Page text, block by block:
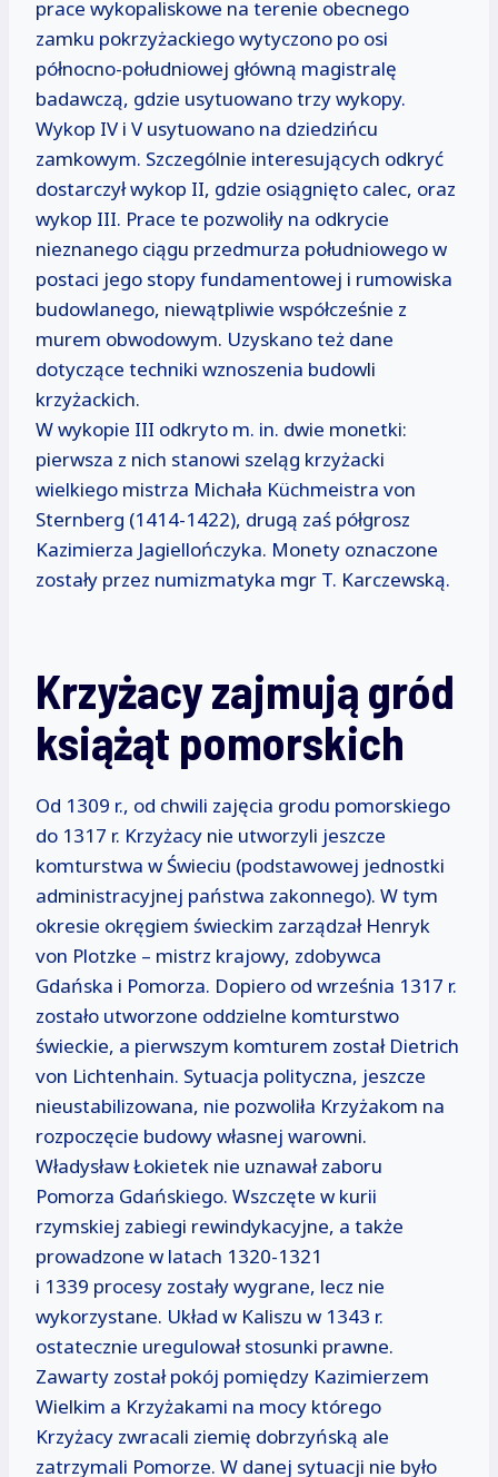
prace wykopaliskowe na terenie obecnego
zamku pokrzyżackiego wytyczono po osi
północno-południowej główną magistralę
badawczą, gdzie usytuowano trzy wykopy.
Wykop IV i V usytuowano na dziedzińcu
zamkowym. Szczególnie interesujących odkryć
dostarczył wykop II, gdzie osiągnięto calec, oraz
wykop III. Prace te pozwoliły na odkrycie
nieznanego ciągu przedmurza południowego w
postaci jego stopy fundamentowej i rumowiska
budowlanego, niewątpliwie współcześnie z
murem obwodowym. Uzyskano też dane
dotyczące techniki wznoszenia budowli
krzyżackich.
W wykopie III odkryto m. in. dwie monetki:
pierwsza z nich stanowi szeląg krzyżacki
wielkiego mistrza Michała Küchmeistra von
Sternberg (1414-1422), drugą zaś półgrosz
Kazimierza Jagiellończyka. Monety oznaczone
zostały przez numizmatyka mgr T. Karczewską.
Krzyżacy zajmują gród
książąt pomorskich
Od 1309 r., od chwili zajęcia grodu pomorskiego
do 1317 r. Krzyżacy nie utworzyli jeszcze
komturstwa w Świeciu (podstawowej jednostki
administracyjnej państwa zakonnego). W tym
okresie okręgiem świeckim zarządzał Henryk
von Plotzke – mistrz krajowy, zdobywca
Gdańska i Pomorza. Dopiero od września 1317 r.
zostało utworzone oddzielne komturstwo
świeckie, a pierwszym komturem został Dietrich
von Lichtenhain. Sytuacja polityczna, jeszcze
nieustabilizowana, nie pozwoliła Krzyżakom na
rozpoczęcie budowy własnej warowni.
Władysław Łokietek nie uznawał zaboru
Pomorza Gdańskiego. Wszczęte w kurii
rzymskiej zabiegi rewindykacyjne, a także
prowadzone w latach 1320-1321
i 1339 procesy zostały wygrane, lecz nie
wykorzystane. Układ w Kaliszu w 1343 r.
ostatecznie uregulował stosunki prawne.
Zawarty został pokój pomiędzy Kazimierzem
Wielkim a Krzyżakami na mocy którego
Krzyżacy zwracali ziemię dobrzyńską ale
zatrzymali Pomorze. W danej sytuacji nie było